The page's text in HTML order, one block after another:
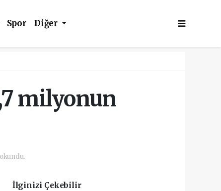
Spor Diğer
milyonun
İlginizi Çekebilir